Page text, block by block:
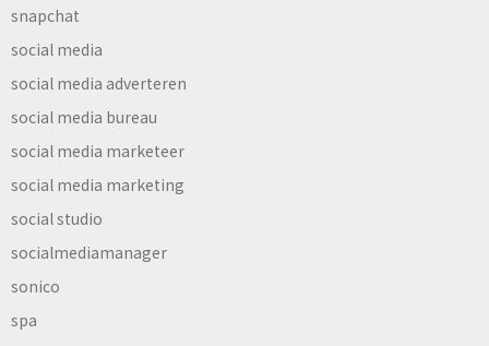
snapchat
social media
social media adverteren
social media bureau
social media marketeer
social media marketing
social studio
socialmediamanager
sonico
spa